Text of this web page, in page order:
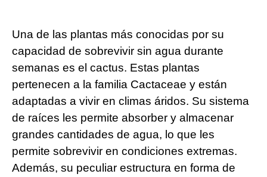
Una de las plantas más conocidas por su
capacidad de sobrevivir sin agua durante
semanas es el cactus. Estas plantas
pertenecen a la familia Cactaceae y están
adaptadas a vivir en climas áridos. Su sistema
de raíces les permite absorber y almacenar
grandes cantidades de agua, lo que les
permite sobrevivir en condiciones extremas.
Además, su peculiar estructura en forma de